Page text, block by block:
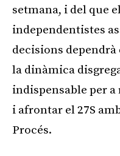
setmana, i del que
independentistes
decisions
la dinàmica
indispensable per
i afrontar el 27S
Procés.